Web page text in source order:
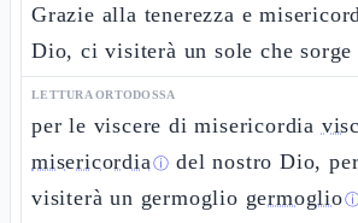
Grazie alla tenerezza e
Dio, ci visiterà un sole che
LETTURA ORTODOSSA
per le viscere di misericordia
misericordiaⓘ del nostro Dio,
visiterà un germoglio germoglio